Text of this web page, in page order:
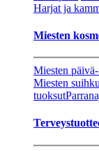
Harjat ja
Miesten
Miesten
Miesten
tuoksut